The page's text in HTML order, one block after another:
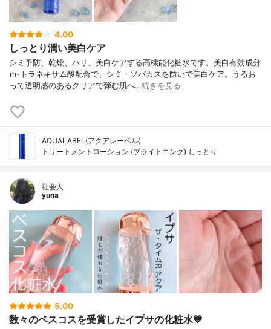
4.00
しっとり潤い美白ケア
シミ予防、乾燥、ハリ、美白ケアする高機能化粧水です。美白有効成分
ｍ‐トラネキサム酸配合で、シミ・ソバカスを防いで美白ケア。うるお
って透明感のあるクリアで弾む肌へ…続きを見る
AQUALABEL(アクアレーベル)
トリートメントローション (ブライトニング) しっとり
社会人
yuna
5.00
数々のベスコスを受賞したイプサの化粧水💙